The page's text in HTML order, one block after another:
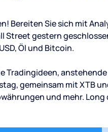
Bereiten Sie sich mit
Street gestern
Öl und Bitcoin.
Tradingideen,
gemeinsam mit XTB
und mehr. Long